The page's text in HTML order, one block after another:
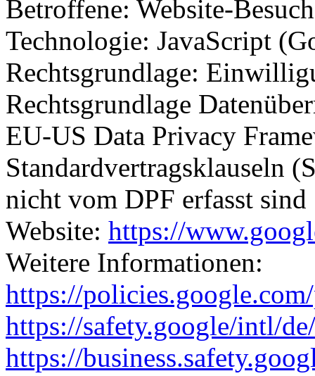
Betroffene: Website-
Technologie: JavaScript
Rechtsgrundlage:
Rechtsgrundlage
EU-US Data Privacy
Standardvertragsklauseln
nicht vom DPF erfasst sind
Website: https://
Weitere Informationen:
https://
https://safety.google/intl/
https://